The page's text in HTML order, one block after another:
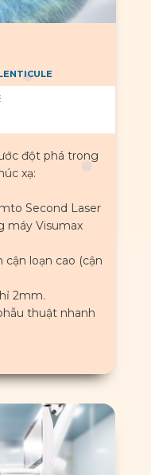
đột phá trong
xạ:
Second Laser
máy Visumax
cận loạn cao (cận
2mm.
thuật nhanh